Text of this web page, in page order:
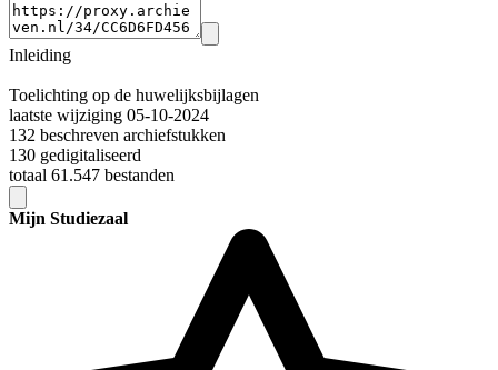
Inleiding
Toelichting op de huwelijksbijlagen
laatste wijziging 05-10-2024
132 beschreven archiefstukken
130 gedigitaliseerd
totaal 61.547 bestanden
Mijn Studiezaal